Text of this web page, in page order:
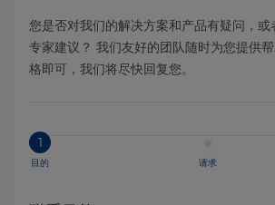
您是否对我们的解决方案和产品有疑问，
专家建议？ 我们友好的团队随时为您提供
格即可，我们将尽快回复您。
1
目的 请求